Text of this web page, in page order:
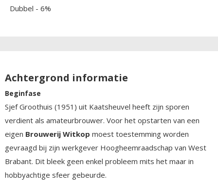
Dubbel - 6%
Achtergrond informatie
Beginfase
Sjef Groothuis (1951) uit Kaatsheuvel heeft zijn sporen
verdient als amateurbrouwer. Voor het opstarten van een
eigen Brouwerij Witkop moest toestemming worden
gevraagd bij zijn werkgever Hoogheemraadschap van West
Brabant. Dit bleek geen enkel probleem mits het maar in
hobbyachtige sfeer gebeurde.